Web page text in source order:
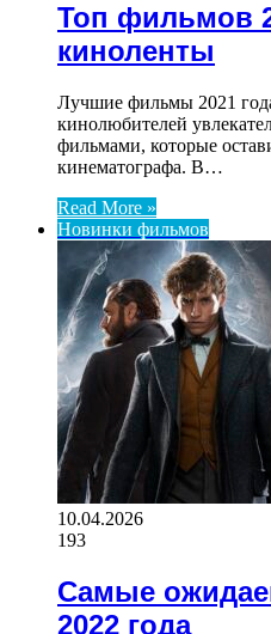
Топ фильмов
киноленты
Лучшие фильмы 2021
кинолюбителей
фильмами, которые
кинематографа. В…
Read More »
Новинки фильмов
10.04.2026
193
Самые
2022 года